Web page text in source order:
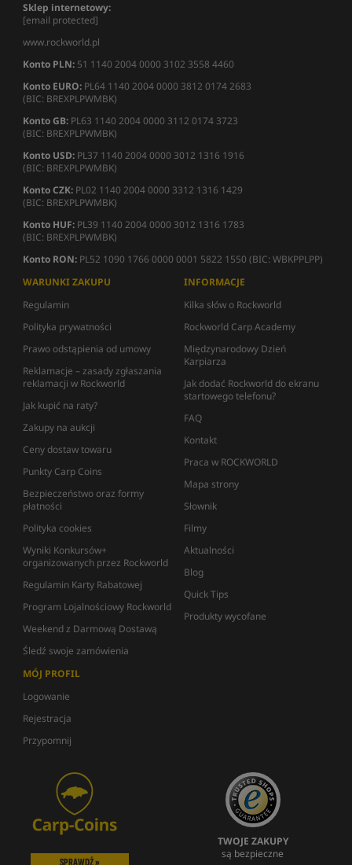
Sklep internetowy:
[email protected]
www.rockworld.pl
Konto PLN: 51 1140 2004 0000 3102 3558 4460
Konto EURO: PL64 1140 2004 0000 3812 0174 2683
(BIC: BREXPLPWMBK)
Konto GB: PL63 1140 2004 0000 3112 0174 3723
(BIC: BREXPLPWMBK)
Konto USD: PL37 1140 2004 0000 3012 1316 1916
(BIC: BREXPLPWMBK)
Konto CZK: PL02 1140 2004 0000 3312 1316 1429
(BIC: BREXPLPWMBK)
Konto HUF: PL39 1140 2004 0000 3012 1316 1783
(BIC: BREXPLPWMBK)
Konto RON: PL52 1090 1766 0000 0001 5822 1550 (BIC: WBKPPLPP)
WARUNKI ZAKUPU
Regulamin
Polityka prywatności
Prawo odstąpienia od umowy
Reklamacje – zasady zgłaszania
reklamacji w Rockworld
Jak kupić na raty?
Zakupy na aukcji
Ceny dostaw towaru
Punkty Carp Coins
Bezpieczeństwo oraz formy
płatności
Polityka cookies
Wyniki Konkursów+
organizowanych przez Rockworld
Regulamin Karty Rabatowej
Program Lojalnościowy Rockworld
Weekend z Darmową Dostawą
Śledź swoje zamówienia
INFORMACJE
Kilka słów o Rockworld
Rockworld Carp Academy
Międzynarodowy Dzień
Karpiarza
Jak dodać Rockworld do ekranu
startowego telefonu?
FAQ
Kontakt
Praca w ROCKWORLD
Mapa strony
Słownik
Filmy
Aktualności
Blog
Quick Tips
Produkty wycofane
MÓJ PROFIL
Logowanie
Rejestracja
Przypomnij
TWOJE ZAKUPY
są bezpieczne